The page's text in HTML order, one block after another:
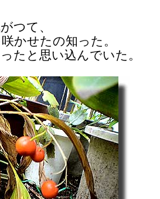
つて、
かせたの知った。
たと思い込んでいた。